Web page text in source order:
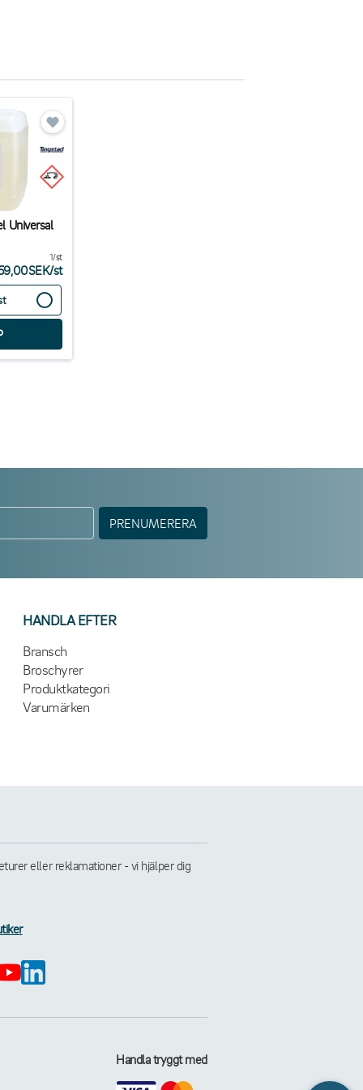
Universal
1/st
/st
PRENUMERERA
HANDLA EFTER
Bransch
Broschyrer
Produktkategori
Varumärken
eller reklamationer - vi hjälper dig
Handla tryggt med